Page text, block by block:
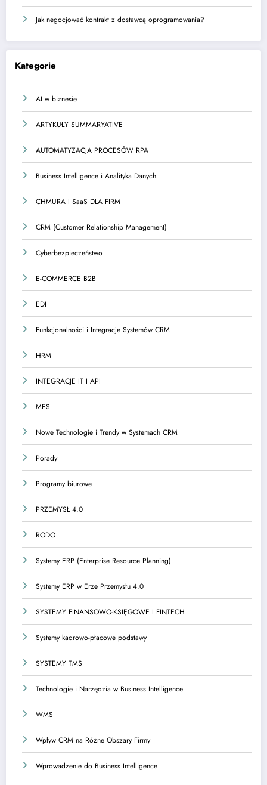
Jak negocjować kontrakt z dostawcą oprogramowania?
Kategorie
AI w biznesie
ARTYKUŁY SUMMARYATIVE
AUTOMATYZACJA PROCESÓW RPA
Business Intelligence i Analityka Danych
CHMURA I SaaS DLA FIRM
CRM (Customer Relationship Management)
Cyberbezpieczeństwo
E-COMMERCE B2B
EDI
Funkcjonalności i Integracje Systemów CRM
HRM
INTEGRACJE IT I API
MES
Nowe Technologie i Trendy w Systemach CRM
Porady
Programy biurowe
PRZEMYSŁ 4.0
RODO
Systemy ERP (Enterprise Resource Planning)
Systemy ERP w Erze Przemysłu 4.0
SYSTEMY FINANSOWO-KSIĘGOWE I FINTECH
Systemy kadrowo-płacowe podstawy
SYSTEMY TMS
Technologie i Narzędzia w Business Intelligence
WMS
Wpływ CRM na Różne Obszary Firmy
Wprowadzenie do Business Intelligence